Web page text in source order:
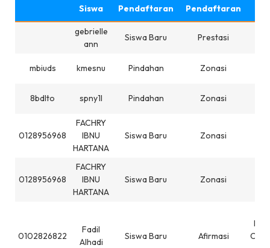
Siswa
Pendaftaran
Pendaftaran
gebrielle
ann
Siswa Baru Prestasi
mbiuds kmesnu Pindahan Zonasi
8bdlto spny1l Pindahan Zonasi
0128956968
FACHRY
IBNU
HARTANA
Siswa Baru Zonasi
0128956968
FACHRY
IBNU
HARTANA
Siswa Baru Zonasi
0102826822
Fadil
Alhadi
Siswa Baru Afirmasi